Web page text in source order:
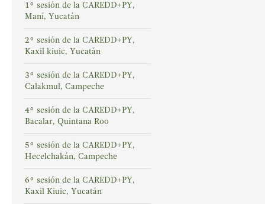
1° sesión de la CAREDD+PY,
Maní, Yucatán
2° sesión de la CAREDD+PY,
Kaxil kiuic, Yucatán
3° sesión de la CAREDD+PY,
Calakmul, Campeche
4° sesión de la CAREDD+PY,
Bacalar, Quintana Roo
5° sesión de la CAREDD+PY,
Hecelchakán, Campeche
6° sesión de la CAREDD+PY,
Kaxil Kiuic, Yucatán